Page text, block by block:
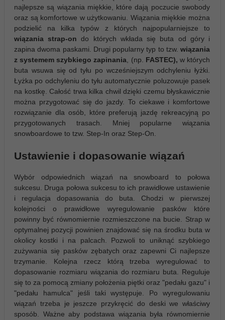
najlepsze są wiązania miękkie, które dają poczucie swobody
oraz są komfortowe w użytkowaniu. Wiązania miękkie można
podzielić na kilka typów z których najpopularniejsze to
wiązania strap-on do których wkłada się buta od góry i
zapina dwoma paskami. Drugi popularny typ to tzw. wiązania
z systemem szybkiego zapinania, (np. FASTEC), w których
buta wsuwa się od tyłu po wcześniejszym odchyleniu łyżki.
Łyżka po odchyleniu do tyłu automatycznie poluzowuje pasek
na kostkę. Całość trwa kilka chwil dzięki czemu błyskawicznie
można przygotować się do jazdy. To ciekawe i komfortowe
rozwiązanie dla osób, które preferują jazdę rekreacyjną po
przygotowanych trasach. Mniej popularne wiązania
snowboardowe to tzw. Step-In oraz Step-On.
Ustawienie i dopasowanie wiązań
Wybór odpowiednich wiązań na snowboard to połowa
sukcesu. Druga połowa sukcesu to ich prawidłowe ustawienie
i regulacja dopasowania do buta. Chodzi w pierwszej
kolejności o prawidłowe wyregulowanie pasków które
powinny być równomiernie rozmieszczone na bucie. Strap w
optymalnej pozycji powinien znajdować się na środku buta w
okolicy kostki i na palcach. Pozwoli to uniknąć szybkiego
zużywania się pasków zębatych oraz zapewni Ci najlepsze
trzymanie. Kolejna rzecz którą trzeba wyregulować to
dopasowanie rozmiaru wiązania do rozmiaru buta. Reguluje
się to za pomocą zmiany położenia piętki oraz "pedału gazu" i
"pedału hamulca" jeśli taki występuje. Po wyregulowaniu
wiązań trzeba je jeszcze przykręcić do deski we właściwy
sposób. Ważne aby podstawa wiązania była równomiernie